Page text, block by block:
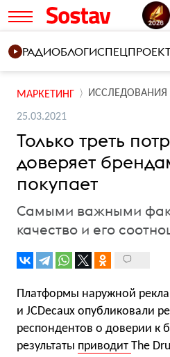
РАДИОБЛОГИ
МАРКЕТИНГ ИССЛЕДОВАНИЯ
25.03.2021
Только треть
доверяет
покупает
Самыми важными
качество и его
Платформы наружной
и JCDecaux опубликовали
респондентов о доверии к
результаты приводит The